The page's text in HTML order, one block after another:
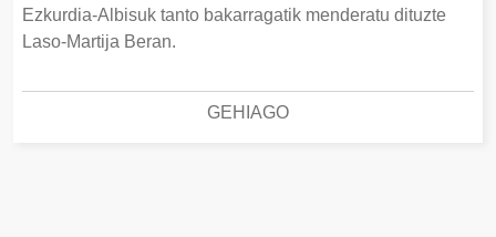
Ezkurdia-Albisuk tanto bakarragatik menderatu dituzte
Laso-Martija Beran.
GEHIAGO